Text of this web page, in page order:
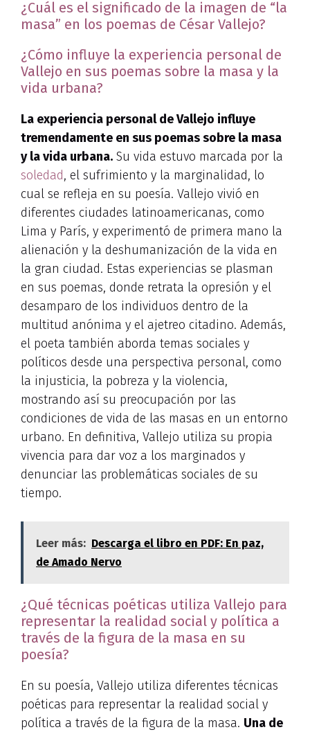
¿Cuál es el significado de la imagen de “la
masa” en los poemas de César Vallejo?
¿Cómo influye la experiencia personal de
Vallejo en sus poemas sobre la masa y la
vida urbana?
La experiencia personal de Vallejo influye
tremendamente en sus poemas sobre la masa
y la vida urbana. Su vida estuvo marcada por la
soledad, el sufrimiento y la marginalidad, lo
cual se refleja en su poesía. Vallejo vivió en
diferentes ciudades latinoamericanas, como
Lima y París, y experimentó de primera mano la
alienación y la deshumanización de la vida en
la gran ciudad. Estas experiencias se plasman
en sus poemas, donde retrata la opresión y el
desamparo de los individuos dentro de la
multitud anónima y el ajetreo citadino. Además,
el poeta también aborda temas sociales y
políticos desde una perspectiva personal, como
la injusticia, la pobreza y la violencia,
mostrando así su preocupación por las
condiciones de vida de las masas en un entorno
urbano. En definitiva, Vallejo utiliza su propia
vivencia para dar voz a los marginados y
denunciar las problemáticas sociales de su
tiempo.
Leer más: Descarga el libro en PDF: En paz,
de Amado Nervo
¿Qué técnicas poéticas utiliza Vallejo para
representar la realidad social y política a
través de la figura de la masa en su
poesía?
En su poesía, Vallejo utiliza diferentes técnicas
poéticas para representar la realidad social y
política a través de la figura de la masa. Una de